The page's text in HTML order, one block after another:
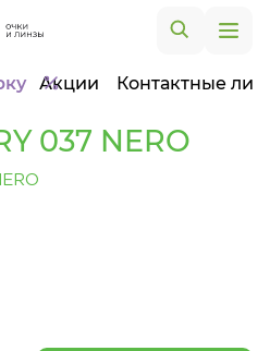
Акции Контактные
037 NERO